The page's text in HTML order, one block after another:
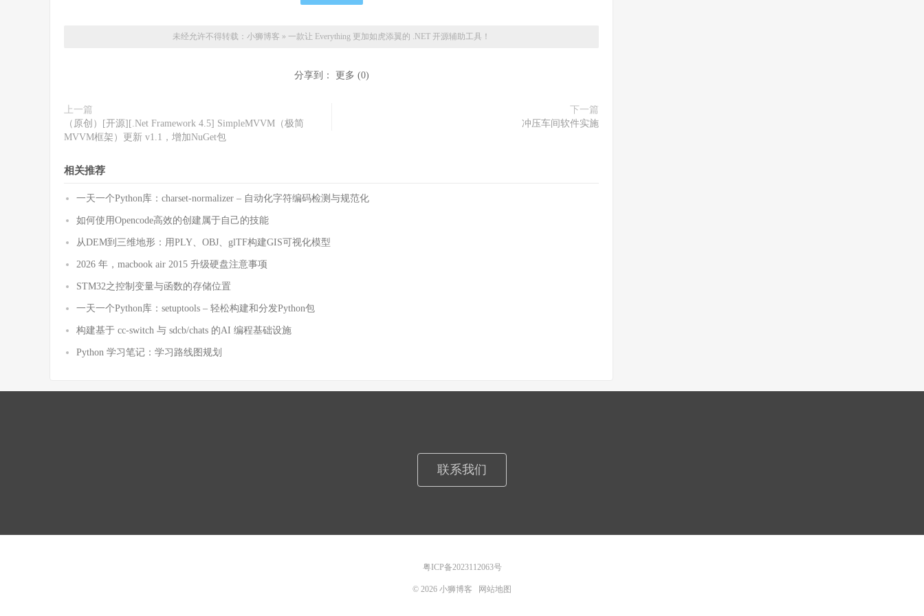
未经允许不得转载： 小狮博客 » 一款让 Everything 更加如虎添翼的 .NET 开源辅助工具！
分享到： 更多 (0)
上一篇
（原创）[开源][.Net Framework 4.5] SimpleMVVM（极简
MVVM框架）更新 v1.1，增加NuGet包
下一篇
冲压车间软件实施
相关推荐
一天一个Python库：charset-normalizer – 自动化字符编码检测与规范化
如何使用Opencode高效的创建属于自己的技能
从DEM到三维地形：用PLY、OBJ、glTF构建GIS可视化模型
2026 年，macbook air 2015 升级硬盘注意事项
STM32之控制变量与函数的存储位置
一天一个Python库：setuptools – 轻松构建和分发Python包
构建基于 cc-switch 与 sdcb/chats 的AI 编程基础设施
Python 学习笔记：学习路线图规划
联系我们
粤ICP备2023112063号
© 2026 小狮博客 网站地图